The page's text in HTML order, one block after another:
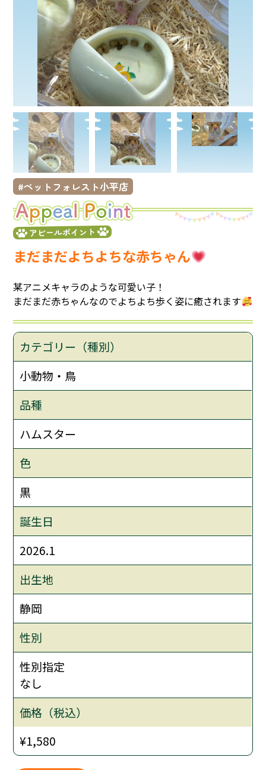
ペットフォレスト小平店
アピールポイント
まだまだよちよちな赤ちゃん
某アニメキャラのような可愛い子！
まだまだ赤ちゃんなのでよちよち歩く姿に癒されます
カテゴリー（種別）
小動物・鳥
品種
ハムスター
色
黒
誕生日
2026.1
出生地
静岡
性別
性別指定
なし
価格（税込）
¥1,580